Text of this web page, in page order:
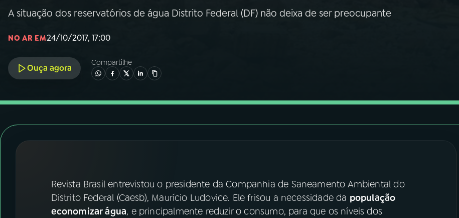
04PROGRAMAS
ACOMPANHE A RÁDIO NACIONAL
YouTube Facebook
A situação dos reservatórios de água Distrito Federal (DF) não deixa de ser preocupante
NO AR EM24/10/2017, 17:00
Ouça agora
Compartilhe
Revista Brasil entrevistou o presidente da Companhia de Saneamento Ambiental do
Distrito Federal (Caesb), Maurício Ludovice. Ele frisou a necessidade da população
economizar água, e principalmente reduzir o consumo, para que os níveis dos